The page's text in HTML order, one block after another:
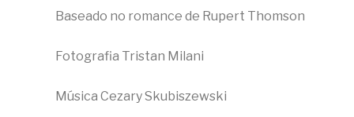
Baseado no romance de Rupert Thomson
Fotografia Tristan Milani
Música Cezary Skubiszewski